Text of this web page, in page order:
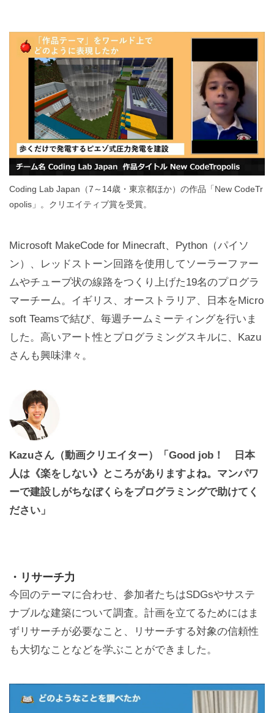
Coding Lab Japan（7～14歳・東京都ほか）の作品「New CodeTr
opolis」。クリエイティブ賞を受賞。
Microsoft MakeCode for Minecraft、Python（パイソ
ン）、レッドストーン回路を使用してソーラーファー
ムやチューブ状の線路をつくり上げた19名のプログラ
マーチーム。イギリス、オーストラリア、日本をMicro
soft Teamsで結び、毎週チームミーティングを行いま
した。高いアート性とプログラミングスキルに、Kazu
さんも興味津々。
Kazuさん（動画クリエイター）「Good job！ 日本
人は《楽をしない》ところがありますよね。マンパワ
ーで建設しがちなぼくらをプログラミングで助けてく
ださい」
・リサーチ力
今回のテーマに合わせ、参加者たちはSDGsやサステ
ナブルな建築について調査。計画を立てるためにはま
ずリサーチが必要なこと、リサーチする対象の信頼性
も大切なことなどを学ぶことができました。